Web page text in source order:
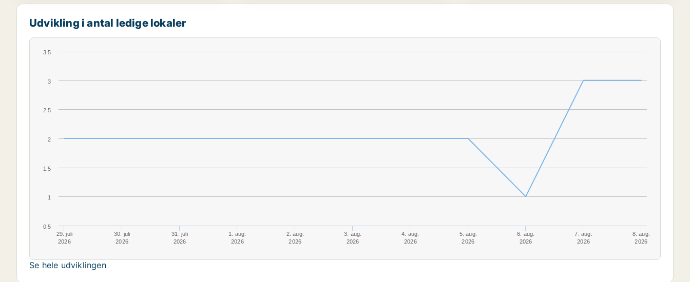
Udvikling i antal ledige lokaler
29. juli
2026
30. juli
2026
31. juli
2026
1. aug.
2026
2. aug.
2026
3. aug.
2026
4. aug.
2026
5. aug.
2026
6. aug.
2026
7. aug.
2026
8. aug.
2026
0.5
1
1.5
2
2.5
3
3.5
Se hele udviklingen